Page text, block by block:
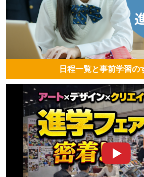
日程一覧と事前学習の